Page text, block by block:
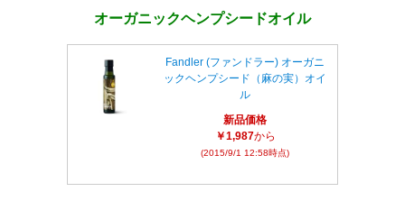
オーガニックヘンプシードオイル
Fandler (ファンドラー) オーガニ
ックヘンプシード（麻の実）オイ
ル
新品価格
￥1,987から
(2015/9/1 12:58時点)